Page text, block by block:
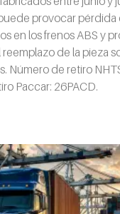
provocar
en los frenos ABS y
reemplazo de la pieza
Número de retiro
Paccar: 26PACD.